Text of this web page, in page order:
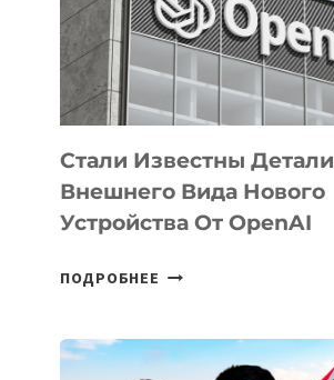
РАЗВИТИЮ
ЭКОСИСТЕМЫ
ИСКУССТВЕННОГО
ИНТЕЛЛЕКТА
Стали Известны Детали
Внешнего Вида Нового
Устройства От OpenAI
ПОДРОБНЕЕ СТАЛИ
ВНЕШНЕГО